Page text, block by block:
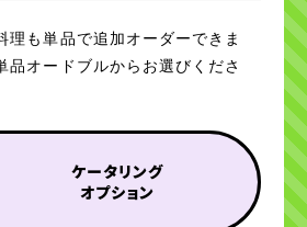
理も単品で追加オーダーできま
品オードブルからお選びくださ
ケータリング
オプション